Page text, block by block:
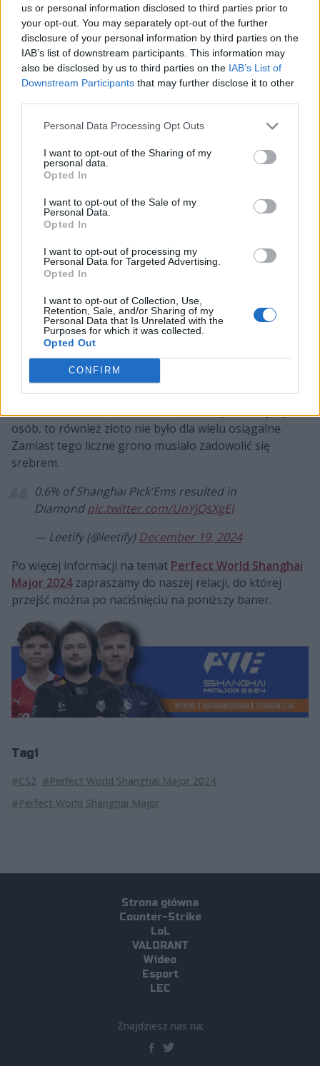
us or personal information disclosed to third parties prior to
your opt-out. You may separately opt-out of the further
disclosure of your personal information by third parties on the
IAB’s list of downstream participants. This information may
also be disclosed by us to third parties on the IAB’s List of
Downstream Participants that may further disclose it to other
Personal Data Processing Opt Outs
I want to opt-out of the Sharing of my
personal data.
Opted In
I want to opt-out of the Sale of my
Personal Data.
Opted In
I want to opt-out of processing my
Personal Data for Targeted Advertising.
Opted In
I want to opt-out of Collection, Use,
Retention, Sale, and/or Sharing of my
Personal Data that Is Unrelated with the
Purposes for which it was collected.
Opted Out
CONFIRM
A trzeba było m.in.:
zaliczyć co najmniej 5 poprawnych picków w fazie
wstępnej
zaliczyć co najmniej 5 poprawnych picków w fazie
eliminacyjnej
poprawnie wytypować co najmniej 2 zwycięzców
ćwierćfinałów
poprawnie wytypować co najmniej 1 zwycięzcę
poprawnie wytypować zwycięzcę wielkiego finału
tych warunków, by pogodzić się z brakiem diamentu i
zdobyciem złota. Złoty żeton znajduje się w aż 66,4%
widza. Co jednak ciekawe, Major w Szanghaju wcale nie
był największym pogromcą marzeń graczy o sięgnięciu
po diamentowy coin. Na PGL Major Copenhagen 2024
oraz Intel Extreme Masters Rio Major 2024 najwyższy
poziom żetonu osiągnęło jedynie 0,1% uczestników
Pick'Ema! Kopenhaga zresztą ogólnie zebrała potężne
żniwo, bo chociaż udział w zabawie wzięło 19,7 tysiąca
osób, to również złoto nie było dla wielu osiągalne.
Zamiast tego liczne grono musiało zadowolić się
srebrem.
0.6% of Shanghai Pick'Ems resulted in
Diamondpic.twitter.com/UnYjQsXgEI
— Leetify (@leetify) December 19, 2024
Po więcej informacji na temat Perfect World Shanghai
Major 2024zapraszamy do naszej relacji, do której
przejść można po naciśnięciu na poniższy baner.
Tagi
#CS2 #Perfect World Shanghai Major 2024
#Perfect World Shanghai Major
Strona główna
Counter-Strike
LoL
VALORANT
Wideo
Esport
LEC
Znajdziesz nas na: